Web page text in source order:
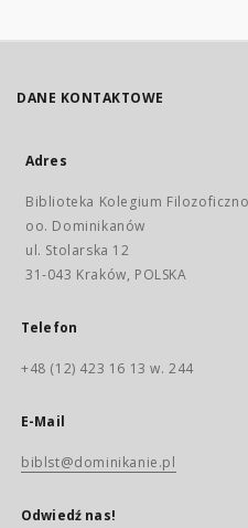
DANE KONTAKTOWE
Adres
Biblioteka Kolegium
oo. Dominikanów
ul. Stolarska 12
31-043 Kraków, POLSKA
Telefon
+48 (12) 423 16 13 w. 244
E-Mail
biblst@dominikanie.pl
Odwiedź nas!